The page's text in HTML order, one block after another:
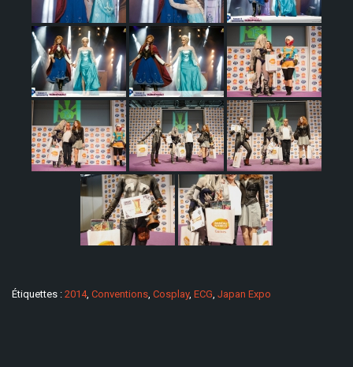
Étiquettes : 2014, Conventions, Cosplay, ECG, Japan Expo